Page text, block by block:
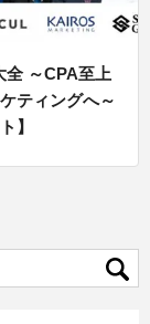
全 ～CPA至上
ティングへ～
】